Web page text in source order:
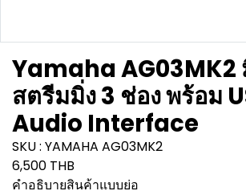
Yamaha AG03MK2
สตรีมมิ่ง 3 ช่อง พร้อม
Audio Interface
SKU : YAMAHA AG03MK2
6,500 THB
คำอธิบายสินค้าแบบย่อ